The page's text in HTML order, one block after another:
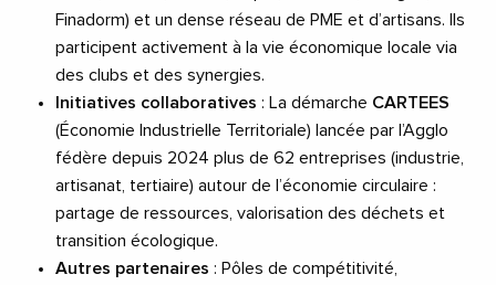
Finadorm) et un dense réseau de PME et d’artisans. Ils
participent activement à la vie économique locale via
des clubs et des synergies.
Initiatives collaboratives : La démarche CARTEES
(Économie Industrielle Territoriale) lancée par l’Agglo
fédère depuis 2024 plus de 62 entreprises (industrie,
artisanat, tertiaire) autour de l’économie circulaire :
partage de ressources, valorisation des déchets et
transition écologique.
Autres partenaires : Pôles de compétitivité,